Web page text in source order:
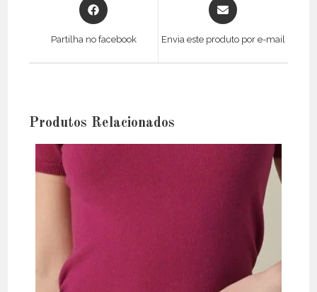
in
Partilha no facebook
in
Envia este produto por e-mail
Produtos Relacionados